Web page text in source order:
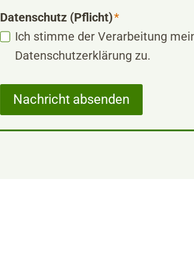
Datenschutz (Pflicht)*
Ich stimme der Verarbeitung
Datenschutzerklärung zu.
Nachricht absenden